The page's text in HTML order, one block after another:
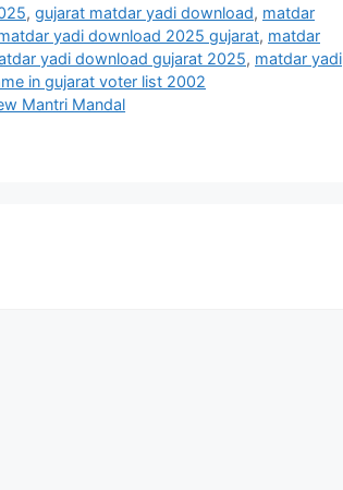
, gujarat matdar yadi download, matdar
yadi download 2025 gujarat, matdar
yadi download gujarat 2025, matdar yadi
in gujarat voter list 2002
Mantri Mandal